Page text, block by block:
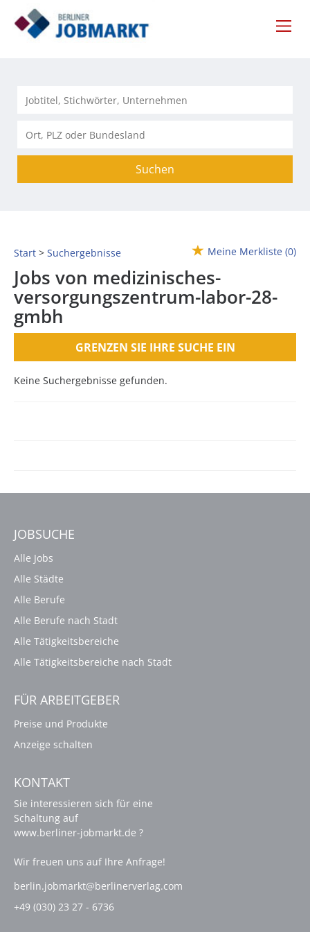
Suchen
Start Suchergebnisse Meine Merkliste (0)
Jobs von medizinisches-
versorgungszentrum-labor-28-
gmbh
GRENZEN SIE IHRE SUCHE EIN
Keine Suchergebnisse gefunden.
JOBSUCHE
Alle Jobs
Alle Städte
Alle Berufe
Alle Berufe nach Stadt
Alle Tätigkeitsbereiche
Alle Tätigkeitsbereiche nach Stadt
FÜR ARBEITGEBER
Preise und Produkte
Anzeige schalten
KONTAKT
Sie interessieren sich für eine
Schaltung auf
www.berliner-jobmarkt.de ?
Wir freuen uns auf Ihre Anfrage!
berlin.jobmarkt@berlinerverlag.com
+49 (030) 23 27 - 6736